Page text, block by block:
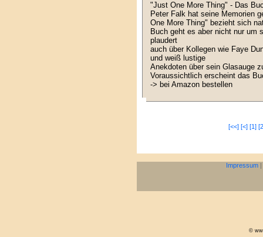
"Just One More Thing" - Das
Peter Falk hat seine Memorien
One More Thing" bezieht sich
Buch geht es aber nicht nur um
plaudert
auch über Kollegen wie Faye
und weiß lustige
Anekdoten über sein Glasauge
Voraussichtlich erscheint das
-> bei Amazon bestellen
[<<] [<] [1]
Impressum |
©